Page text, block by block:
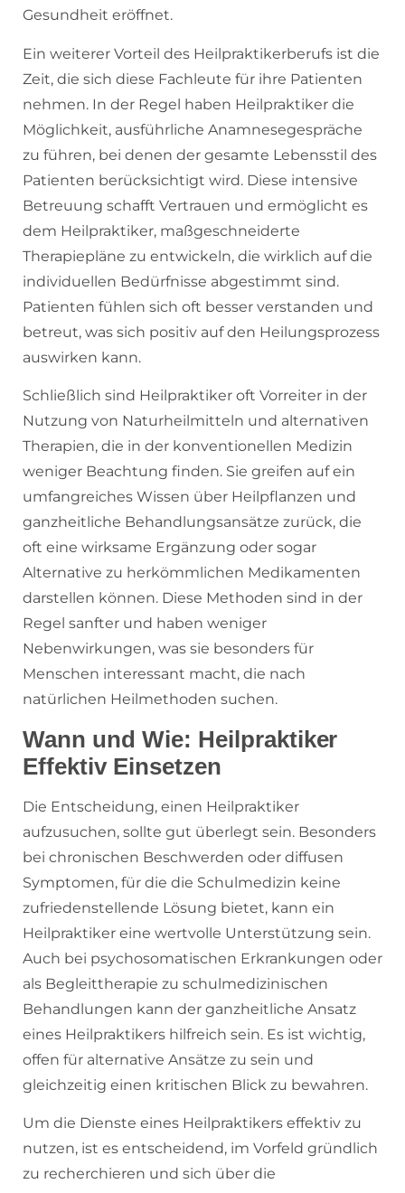
Gesundheit eröffnet.
Ein weiterer Vorteil des Heilpraktikerberufs ist die
Zeit, die sich diese Fachleute für ihre Patienten
nehmen. In der Regel haben Heilpraktiker die
Möglichkeit, ausführliche Anamnesegespräche
zu führen, bei denen der gesamte Lebensstil des
Patienten berücksichtigt wird. Diese intensive
Betreuung schafft Vertrauen und ermöglicht es
dem Heilpraktiker, maßgeschneiderte
Therapiepläne zu entwickeln, die wirklich auf die
individuellen Bedürfnisse abgestimmt sind.
Patienten fühlen sich oft besser verstanden und
betreut, was sich positiv auf den Heilungsprozess
auswirken kann.
Schließlich sind Heilpraktiker oft Vorreiter in der
Nutzung von Naturheilmitteln und alternativen
Therapien, die in der konventionellen Medizin
weniger Beachtung finden. Sie greifen auf ein
umfangreiches Wissen über Heilpflanzen und
ganzheitliche Behandlungsansätze zurück, die
oft eine wirksame Ergänzung oder sogar
Alternative zu herkömmlichen Medikamenten
darstellen können. Diese Methoden sind in der
Regel sanfter und haben weniger
Nebenwirkungen, was sie besonders für
Menschen interessant macht, die nach
natürlichen Heilmethoden suchen.
Wann und Wie: Heilpraktiker
Effektiv Einsetzen
Die Entscheidung, einen Heilpraktiker
aufzusuchen, sollte gut überlegt sein. Besonders
bei chronischen Beschwerden oder diffusen
Symptomen, für die die Schulmedizin keine
zufriedenstellende Lösung bietet, kann ein
Heilpraktiker eine wertvolle Unterstützung sein.
Auch bei psychosomatischen Erkrankungen oder
als Begleittherapie zu schulmedizinischen
Behandlungen kann der ganzheitliche Ansatz
eines Heilpraktikers hilfreich sein. Es ist wichtig,
offen für alternative Ansätze zu sein und
gleichzeitig einen kritischen Blick zu bewahren.
Um die Dienste eines Heilpraktikers effektiv zu
nutzen, ist es entscheidend, im Vorfeld gründlich
zu recherchieren und sich über die